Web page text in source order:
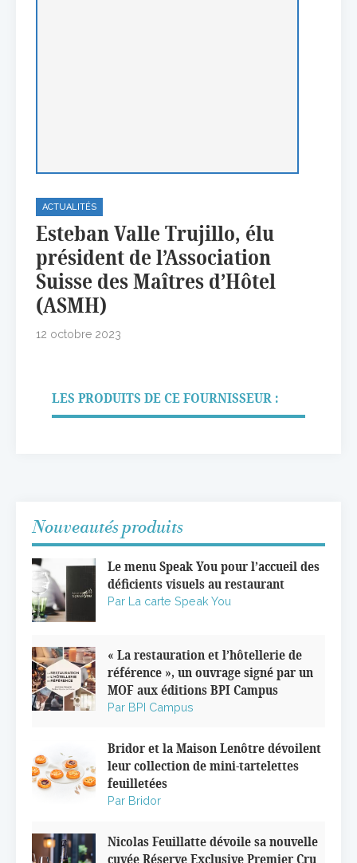
ACTUALITÉS
Esteban Valle Trujillo, élu
président de l’Association
Suisse des Maîtres d’Hôtel
(ASMH)
12 octobre 2023
LES PRODUITS DE CE FOURNISSEUR :
Nouveautés produits
Le menu Speak You pour l’accueil des
déficients visuels au restaurant
Par La carte Speak You
« La restauration et l’hôtellerie de
référence », un ouvrage signé par un
MOF aux éditions BPI Campus
Par BPI Campus
Bridor et la Maison Lenôtre dévoilent
leur collection de mini-tartelettes
feuilletées
Par Bridor
Nicolas Feuillatte dévoile sa nouvelle